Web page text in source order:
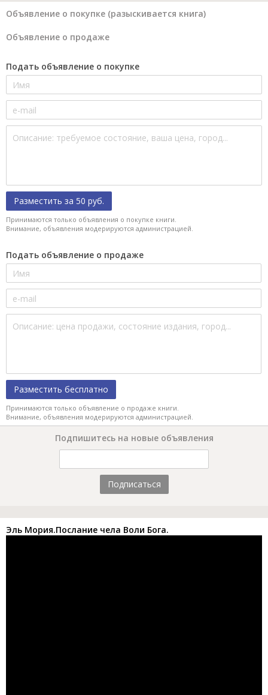
Объявление о покупке (разыскивается книга)
Объявление о продаже
Подать объявление о покупке
Разместить за 50 руб.
Принимаются только объявления о покупке книги.
Внимание, объявления модерируются администрацией.
Подать объявление о продаже
Разместить бесплатно
Принимаются только объявление о продаже книги.
Внимание, объявления модерируются администрацией.
Подпишитесь на новые объявления
Подписаться
Эль Мория.Послание чела Воли Бога.